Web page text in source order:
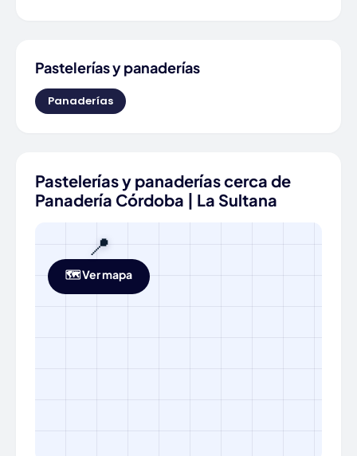
Pastelerías y panaderías
Panaderías
Pastelerías y panaderías cerca de
Panadería Córdoba | La Sultana
📍
🗺️ Ver mapa